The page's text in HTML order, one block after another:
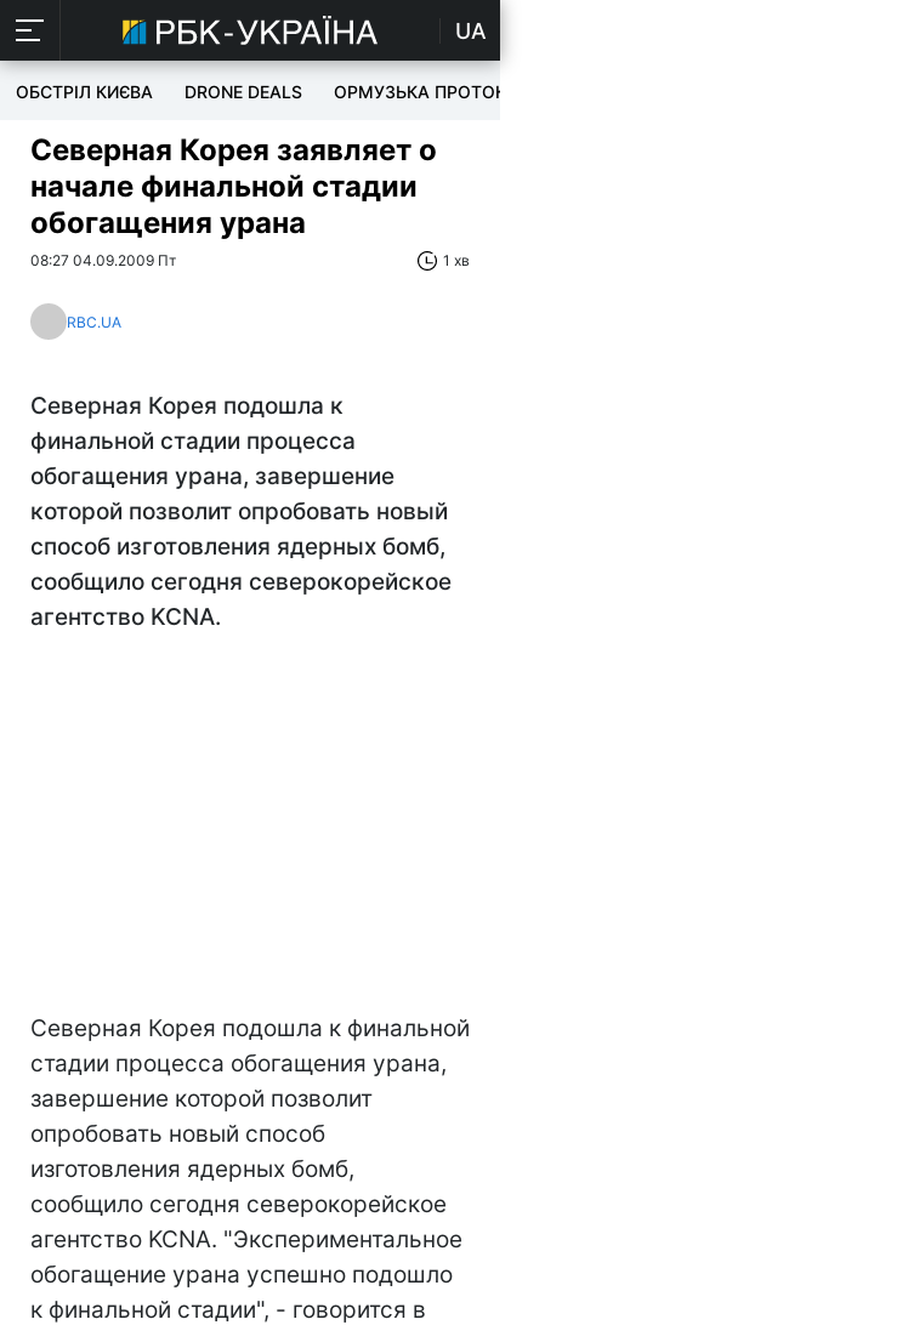
UA
ОБСТРІЛ КИЄВА DRONE DEALS ОРМУЗЬКА ПРОТОКА
Северная Корея заявляет о
начале финальной стадии
обогащения урана
08:27 04.09.2009 Пт 1 хв
RBC.UA
Северная Корея подошла к
финальной стадии процесса
обогащения урана, завершение
которой позволит опробовать новый
способ изготовления ядерных бомб,
сообщило сегодня северокорейское
агентство KCNA.
Северная Корея подошла к финальной
стадии процесса обогащения урана,
завершение которой позволит
опробовать новый способ
изготовления ядерных бомб,
сообщило сегодня северокорейское
агентство KCNA. "Экспериментальное
обогащение урана успешно подошло
к финальной стадии", - говорится в